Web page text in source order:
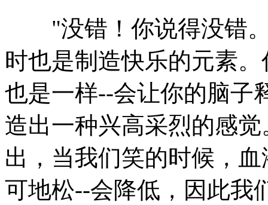
"没错！你说得没错。
时也是制造快乐的元素
也是一样--会让你的脑子
造出一种兴高采烈的感
出，当我们笑的时候，
可地松--会降低，因此我